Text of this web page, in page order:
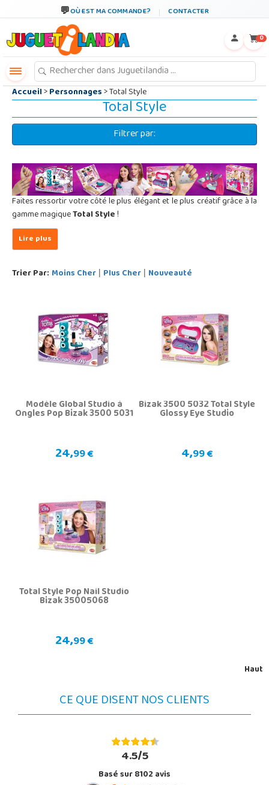
OÙ EST MA COMMANDE? CONTACTER
0
Accueil>Personnages> Total Style
Total Style
Filtrer par:
Faites ressortir votre côté le plus élégant et le plus créatif grâce à la
gamme magiqueTotal Style!
Trier Par: Moins Cher | Plus Cher | Nouveauté
Modèle Global Studio à
Ongles Pop Bizak 3500 5031
24,99 €
Bizak 3500 5032 Total Style
Glossy Eye Studio
4,99 €
Total Style Pop Nail Studio
Bizak 35005068
24,99 €
Haut
CE QUE DISENT NOS CLIENTS
4.5/5
Basé sur 8102 avis